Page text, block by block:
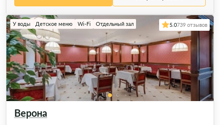
Верона
У воды Детское меню Wi-Fi Отдельный зал 5.0739 отзывов